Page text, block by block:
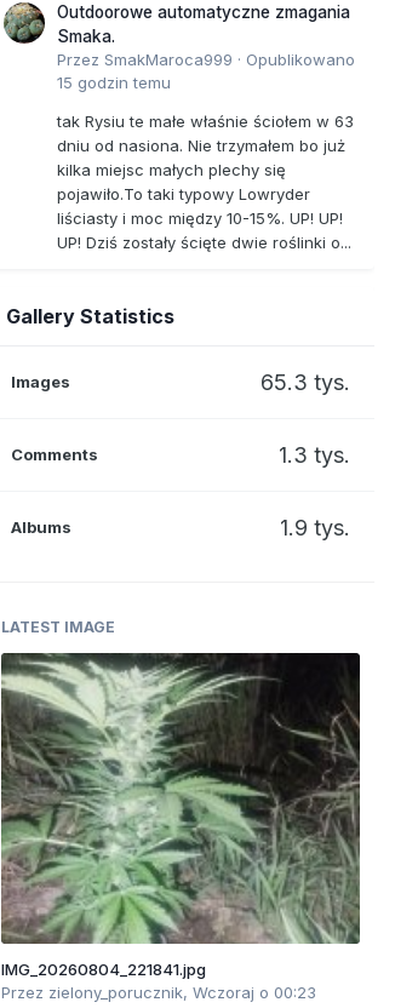
Outdoorowe automatyczne zmagania
Smaka.
Przez SmakMaroca999 · Opublikowano
15 godzin temu
tak Rysiu te małe właśnie ściołem w 63
dniu od nasiona. Nie trzymałem bo już
kilka miejsc małych plechy się
pojawiło.To taki typowy Lowryder
liściasty i moc między 10-15%. UP! UP!
UP! Dziś zostały ścięte dwie roślinki o...
Gallery Statistics
Images 65.3 tys.
Comments 1.3 tys.
Albums 1.9 tys.
LATEST IMAGE
IMG_20260804_221841.jpg
Przez zielony_porucznik, Wczoraj o 00:23